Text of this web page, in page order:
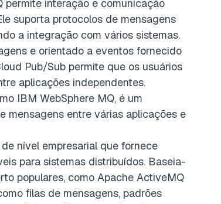
permite interação e comunicação
suporta protocolos de mensagens
a integração com vários sistemas.
e orientado a eventos fornecido
Pub/Sub permite que os usuários
aplicações independentes.
IBM WebSphere MQ, é um
mensagens entre várias aplicações e
nível empresarial que fornece
para sistemas distribuídos. Baseia-
populares, como Apache ActiveMQ
filas de mensagens, padrões